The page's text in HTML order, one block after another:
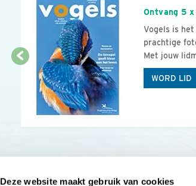
Deze website maakt gebruik van cookies
Ontvang 5
Vogels is
prachtige
Met jouw
WORD LID